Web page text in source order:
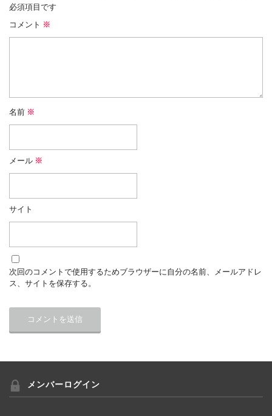
必須項目です
コメント ※
名前 ※
メール ※
サイト
次回のコメントで使用するためブラウザーに自分の名前、メールアドレ
ス、サイトを保存する。
メンバーログイン